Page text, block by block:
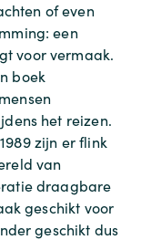
of even
een
voor vermaak.
boek
het reizen.
zijn er flink
van
draagbare
geschikt voor
geschikt dus